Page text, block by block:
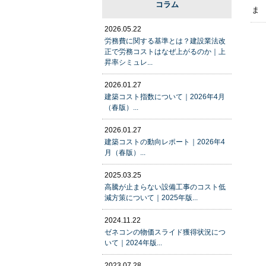
ま
コラム
2026.05.22
労務費に関する基準とは？建設業法改
正で労務コストはなぜ上がるのか｜上
昇率シミュレ...
2026.01.27
建築コスト指数について｜2026年4月
（春版）...
2026.01.27
建築コストの動向レポート｜2026年4
月（春版）...
2025.03.25
高騰が止まらない設備工事のコスト低
減方策について｜2025年版...
2024.11.22
ゼネコンの物価スライド獲得状況につ
いて｜2024年版...